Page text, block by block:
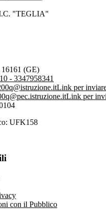
"TEGLIA"
(GE)
- 3347958341
Link per
Link per
UFK158
con il Pubblico